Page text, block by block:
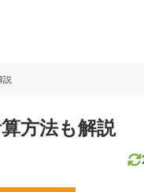
説
方法も解説